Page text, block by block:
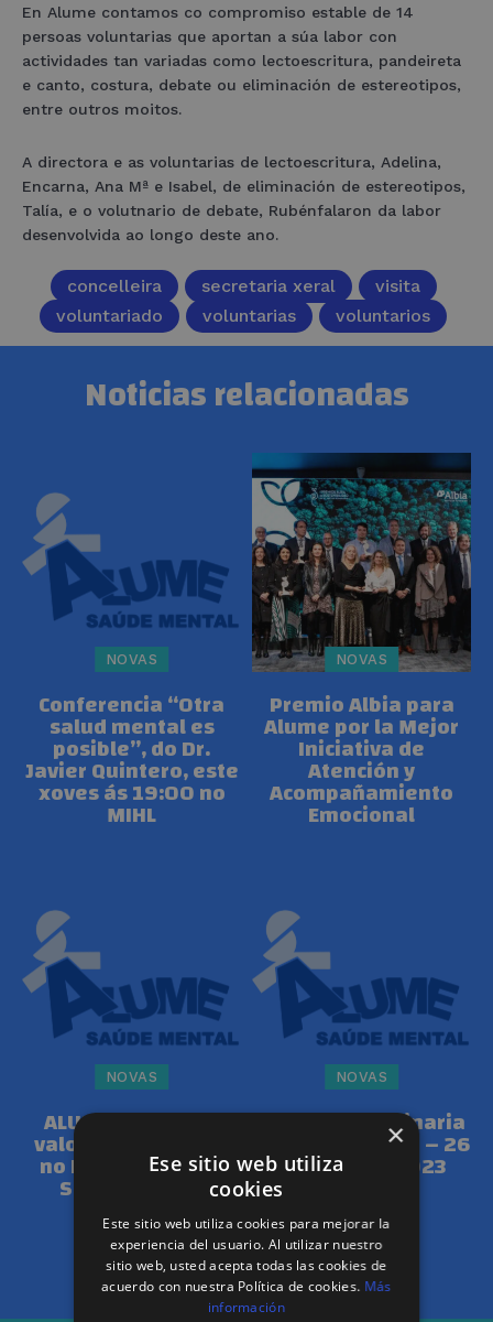
En Alume contamos co compromiso estable de 14
persoas voluntarias que aportan a súa labor con
actividades tan variadas como lectoescritura, pandeireta
e canto, costura, debate ou eliminación de estereotipos,
entre outros moitos.
A directora e as voluntarias de lectoescritura, Adelina,
Encarna, Ana Mª e Isabel, de eliminación de estereotipos,
Talía, e o volutnario de debate, Rubénfalaron da labor
desenvolvida ao longo deste ano.
concelleira secretaria xeral
visita
voluntariado
voluntarias voluntarios
Noticias relacionadas
NOVAS
Conferencia “Otra
salud mental es
posible”, do Dr.
Javier Quintero, este
xoves ás 19:00 no
MIHL
NOVAS
Premio Albia para
Alume por la Mejor
Iniciativa de
Atención y
Acompañamiento
Emocional
NOVAS
ALUME salienta o
valor da diferencia
no Día Mundial da
Saúde Mental
NOVAS
Asamblea Ordinaria
e Extraordinaria – 26
de Abril de 2023
CARGAR MÁIS
×
Ese sitio web utiliza
cookies
Este sitio web utiliza cookies para mejorar la
experiencia del usuario. Al utilizar nuestro
sitio web, usted acepta todas las cookies de
acuerdo con nuestra Política de cookies. Más
información